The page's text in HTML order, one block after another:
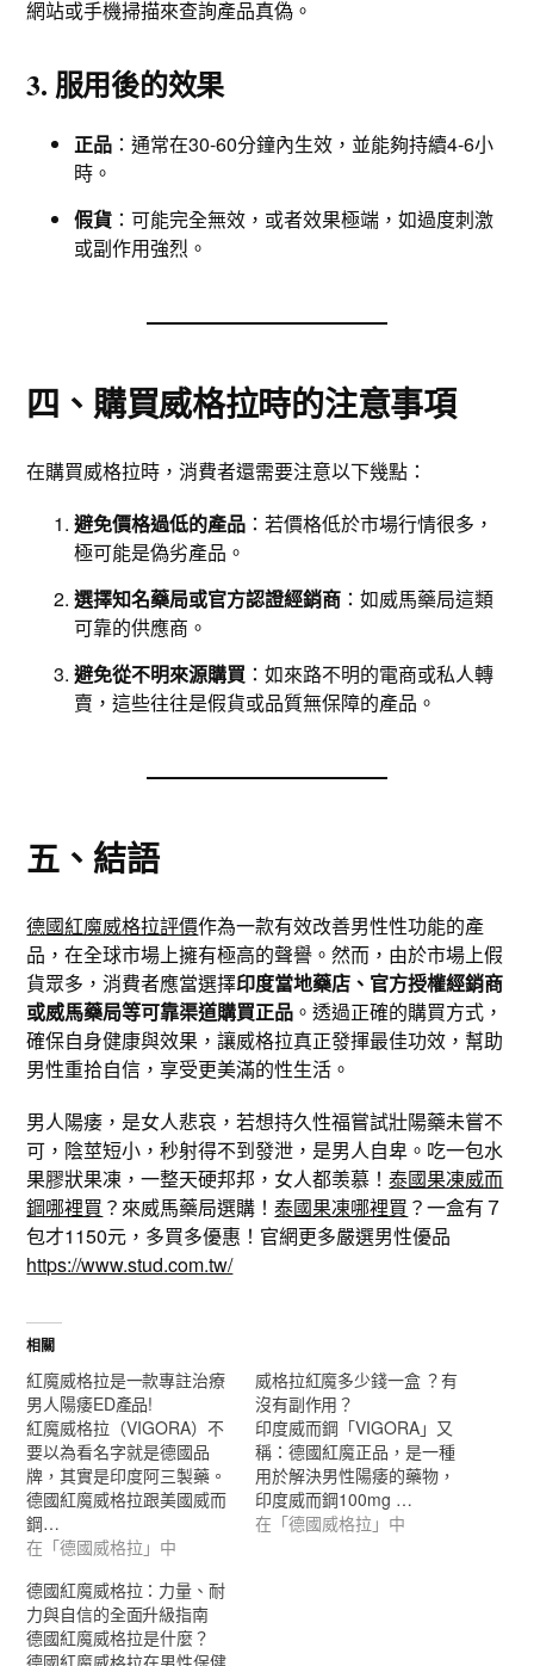
網站或手機掃描來查詢產品真偽。
3. 服用後的效果
正品 ：通常在30-60分鐘內生效，並能夠持續4-6小
時。
假貨 ：可能完全無效，或者效果極端，如過度刺激
或副作用強烈。
四、購買威格拉時的注意事項
在購買威格拉時，消費者還需要注意以下幾點：
避免價格過低的產品 ：若價格低於市場行情很多，
極可能是偽劣產品。
選擇知名藥局或官方認證經銷商 ：如威馬藥局這類
可靠的供應商。
避免從不明來源購買 ：如來路不明的電商或私人轉
賣，這些往往是假貨或品質無保障的產品。
五、結語
德國紅魔威格拉評價作為一款有效改善男性性功能的產
品，在全球市場上擁有極高的聲譽。然而，由於市場上假
貨眾多，消費者應當選擇印度當地藥店、官方授權經銷商
或威馬藥局等可靠渠道購買正品 。透過正確的購買方式，
確保自身健康與效果，讓威格拉真正發揮最佳功效，幫助
男性重拾自信，享受更美滿的性生活。
男人陽痿，是女人悲哀，若想持久性福嘗試壯陽藥未嘗不
可，陰莖短小，秒射得不到發泄，是男人自卑。吃一包水
果膠狀果凍，一整天硬邦邦，女人都羡慕！泰國果凍威而
鋼哪裡買 ？來威馬藥局選購！泰國果凍哪裡買 ？一盒有７
包才1150元，多買多優惠！官網更多嚴選男性優品
https://www.stud.com.tw/
相關
紅魔威格拉是一款專註治療
男人陽痿ED產品!
紅魔威格拉（VIGORA）不
要以為看名字就是德國品
牌，其實是印度阿三製藥。
德國紅魔威格拉跟美國威而
鋼…
在「德國威格拉」中
威格拉紅魔多少錢一盒 ？有
沒有副作用？
印度威而鋼「VIGORA」又
稱：德國紅魔正品，是一種
用於解決男性陽痿的藥物，
印度威而鋼100mg …
在「德國威格拉」中
德國紅魔威格拉：力量、耐
力與自信的全面升級指南
德國紅魔威格拉是什麼？
德國紅魔威格拉在男性保健